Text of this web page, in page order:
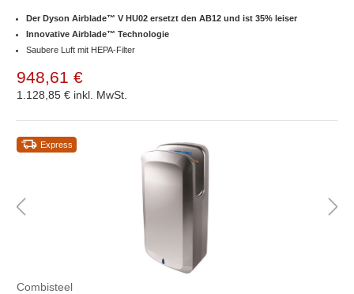
Der Dyson Airblade™ V HU02 ersetzt den AB12 und ist 35% leiser
Innovative Airblade™ Technologie
Saubere Luft mit HEPA-Filter
948,61 €
1.128,85 € inkl. MwSt.
Express
Combisteel